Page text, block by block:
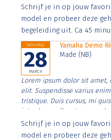
Aenean faucibus nibh et
imperdiet. Nunc ut sem
Schrijf je in op jouw
model en probeer deze
begeleiding uit. Ca 45
Saturday
28
MARCH
Yamaha Demo
Made (NB)
Lorem ipsum dolor sit amet,
elit. Suspendisse varius
tristique. Duis cursus, mi
interdum nulla, ut
Aenean faucibus nibh et
imperdiet. Nunc ut sem
Schrijf je in op jouw
model en probeer deze